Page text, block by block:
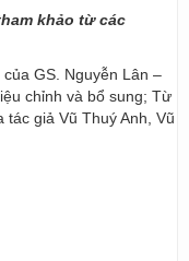
khảo từ các
GS. Nguyễn Lân –
chỉnh và bổ sung; Từ
giả Vũ Thuý Anh, Vũ